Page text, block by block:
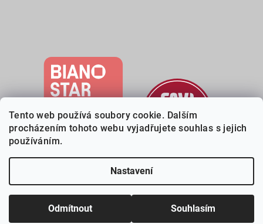
Tento web používá soubory cookie. Dalším
procházením tohoto webu vyjadřujete souhlas s jejich
používáním.
Nastavení
Odmítnout Souhlasím
nastavení cookies
Vytvořil Shoptet